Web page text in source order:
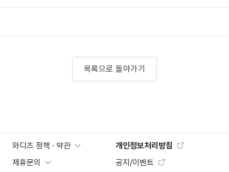
목록으로 돌아가기
와디즈 정책 · 약관
개인정보처리방침
제휴문의
공지/이벤트